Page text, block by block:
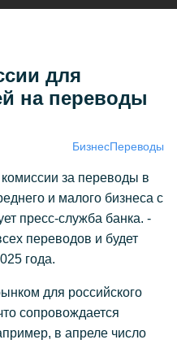
для
на переводы
БизнесПереводы
за переводы в
и малого бизнеса с
пресс-служба банка. -
переводов и будет
года.
для российского
сопровождается
в апреле число